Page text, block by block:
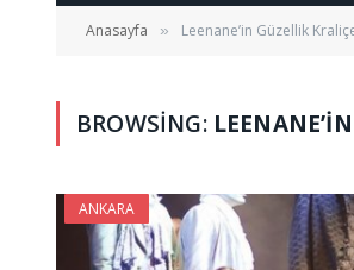
Anasayfa » Leenane’in Güzellik
BROWSING:
ANKARA